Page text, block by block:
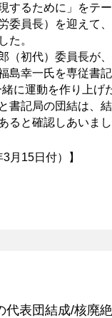
するために」をテー
委員長）を迎えて、
た。
（初代）委員長が、
島幸一氏を専従書記
に運動を作り上げ
書記局の団結は、結
ると確認しあいまし
月15日付）】
代表団結成/核廃